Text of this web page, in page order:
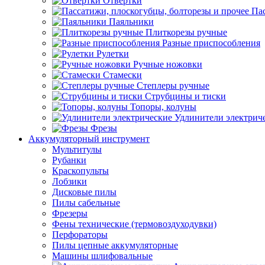
Паяльники
Плиткорезы ручные
Разные приспособления
Рулетки
Ручные ножовки
Стамески
Степлеры ручные
Струбцины и тиски
Топоры, колуны
Удлинители
Фрезы
Аккумуляторный инструмент
Мультитулы
Рубанки
Краскопульты
Лобзики
Дисковые пилы
Пилы сабельные
Фрезеры
Фены технические (термовоздуходувки)
Перфораторы
Пилы цепные аккумуляторные
Машины шлифовальные